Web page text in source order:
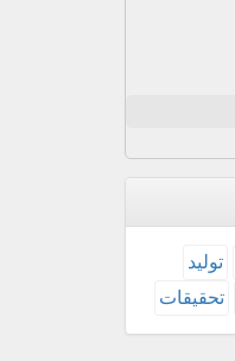
تولید
تحقیقات